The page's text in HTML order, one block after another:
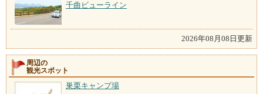
千曲ビューライン
2026年08月08日更新
周辺の
観光スポット
巣栗キャンプ場